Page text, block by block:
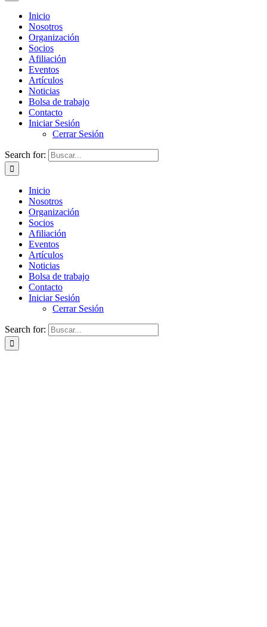
Inicio
Nosotros
Organización
Socios
Afiliación
Eventos
Artículos
Noticias
Bolsa de trabajo
Contacto
Iniciar Sesión
Cerrar Sesión
Search for:
Inicio
Nosotros
Organización
Socios
Afiliación
Eventos
Artículos
Noticias
Bolsa de trabajo
Contacto
Iniciar Sesión
Cerrar Sesión
Search for: